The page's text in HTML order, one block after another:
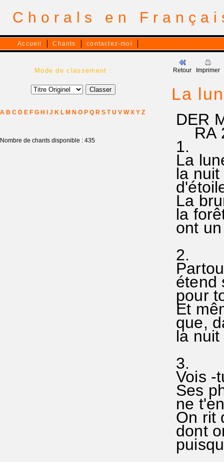
Chorals en
Accueil Chants contactez-moi
Mode de classement :
A B C D E F G H J K L M N O P Q R S T U V W X Y Z
Nombre de chants disponible : 435
Retour Imprimer
La
DER
RA
1.
La
la
La
la
ont
2.
étend
pour
Et
que,
la
3.
Vois -
Ses
ne
On rit
dont